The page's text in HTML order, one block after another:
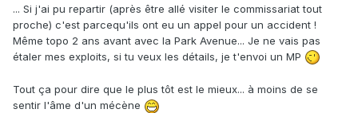
... Si j'ai pu repartir (après être allé visiter le commissariat tout
proche) c'est parcequ'ils ont eu un appel pour un accident !
Même topo 2 ans avant avec la Park Avenue... Je ne vais pas
étaler mes exploits, si tu veux les détails, je t'envoi un MP
Tout ça pour dire que le plus tôt est le mieux... à moins de se
sentir l'âme d'un mécène